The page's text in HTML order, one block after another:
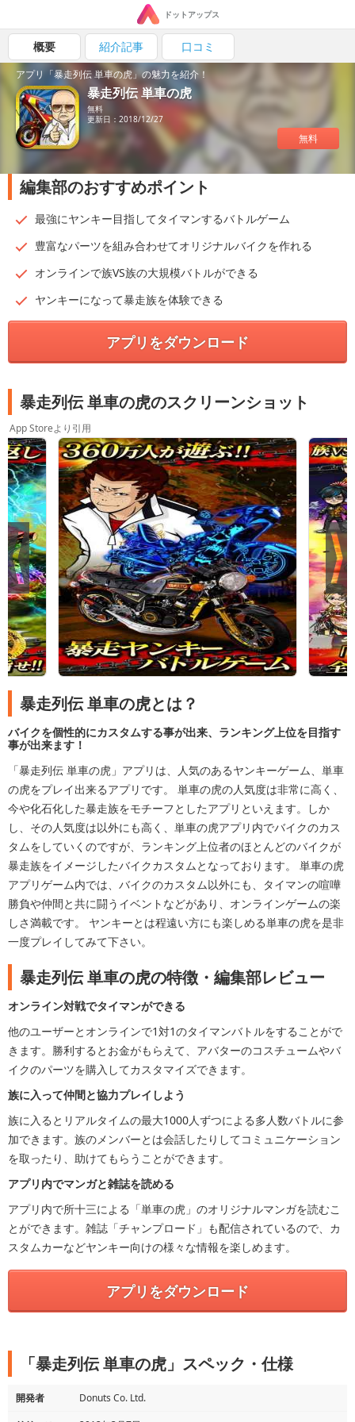
ドットアップス
概要 紹介記事 口コミ
アプリ「暴走列伝 単車の虎」の魅力を紹介！
暴走列伝 単車の虎
無料
更新日：2018/12/27
無料
編集部のおすすめポイント
最強にヤンキー目指してタイマンするバトルゲーム
豊富なパーツを組み合わせてオリジナルバイクを作れる
オンラインで族VS族の大規模バトルができる
ヤンキーになって暴走族を体験できる
アプリをダウンロード
暴走列伝 単車の虎のスクリーンショット
App Storeより引用
暴走列伝 単車の虎とは？
バイクを個性的にカスタムする事が出来、ランキング上位を目指す
事が出来ます！
「暴走列伝 単車の虎」アプリは、人気のあるヤンキーゲーム、単車
の虎をプレイ出来るアプリです。 単車の虎の人気度は非常に高く、
今や化石化した暴走族をモチーフとしたアプリといえます。しか
し、その人気度は以外にも高く、単車の虎アプリ内でバイクのカス
タムをしていくのですが、ランキング上位者のほとんどのバイクが
暴走族をイメージしたバイクカスタムとなっております。 単車の虎
アプリゲーム内では、バイクのカスタム以外にも、タイマンの喧嘩
勝負や仲間と共に闘うイベントなどがあり、オンラインゲームの楽
しさ満載です。 ヤンキーとは程遠い方にも楽しめる単車の虎を是非
一度プレイしてみて下さい。
暴走列伝 単車の虎の特徴・編集部レビュー
オンライン対戦でタイマンができる
他のユーザーとオンラインで1対1のタイマンバトルをすることがで
きます。勝利するとお金がもらえて、アバターのコスチュームやバ
イクのパーツを購入してカスタマイズできます。
族に入って仲間と協力プレイしよう
族に入るとリアルタイムの最大1000人ずつによる多人数バトルに参
加できます。族のメンバーとは会話したりしてコミュニケーション
を取ったり、助けてもらうことができます。
アプリ内でマンガと雑誌を読める
アプリ内で所十三による「単車の虎」のオリジナルマンガを読むこ
とができます。雑誌「チャンプロード」も配信されているので、カ
スタムカーなどヤンキー向けの様々な情報を楽しめます。
アプリをダウンロード
「暴走列伝 単車の虎」スペック・仕様
開発者
Donuts Co. Ltd.